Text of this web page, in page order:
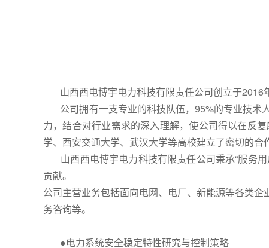
山西西电博宇电力科技有限责任公司创立于2016
公司拥有一支专业的科技队伍，95%的专业技术
力，结合对行业需求的深入理解，使公司得以在反
学、西安交通大学、武汉大学等高校建立了密切的
山西西电博宇电力科技有限责任公司秉承“服务用
贡献。
公司主营业务包括面向电网、电厂、新能源等各类
务咨询等。
●电力系统安全稳定特性研究与控制策略